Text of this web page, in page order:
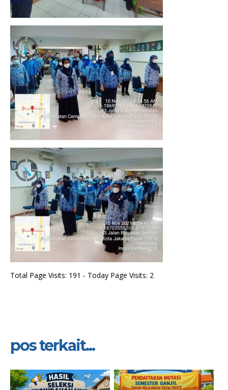
Total Page Visits: 191 - Today Page Visits: 2
pos terkait...